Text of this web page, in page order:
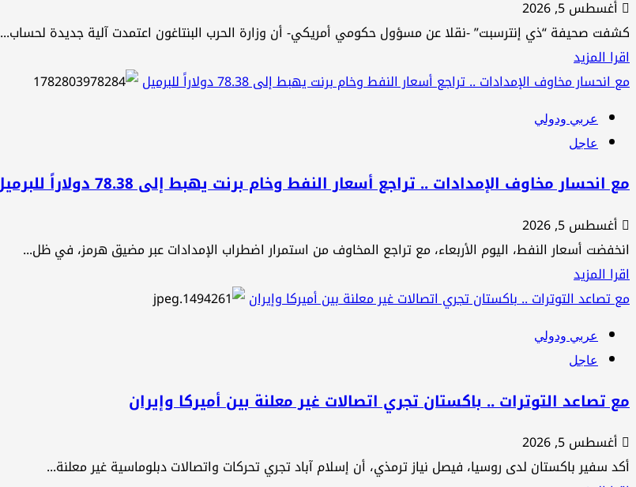
الناس
وافضل
التوصل
لإتفاق
إيران
أغسطس 5, 2026
كشفت صحيفة “ذي إنترسبت” -نقلا عن مسؤول حكومي أمريكي- أن وزارة الحرب البنتاغون اعتمدت آلية جديدة لحساب...
اقرا المزيداقرأ
المزيد
مع
تصاعد
الخسائر
لماذا
غيّر
البنتاغون
طريقة
إحصاء
ضحاياه
في
حرب
مع انحسار مخاوف الإمدادات .. تراجع أسعار النفط وخام برنت يهبط إلى 78.38 دولاراً للبرميل
عربي ودولي
عاجل
مع انحسار مخاوف الإمدادات .. تراجع أسعار النفط وخام برنت يهبط إلى 78.38 دولاراً للبرميل
أغسطس 5, 2026
انخفضت أسعار النفط، اليوم الأربعاء، مع تراجع المخاوف من استمرار اضطراب الإمدادات عبر مضيق هرمز، في ظل...
اقرا المزيداقرأ
المزيد
مع
انحسار
مخاوف
..
تراجع
مع تصاعد التوترات .. باكستان تجري اتصالات غير معلنة بين أميركا وإيران
عربي ودولي
عاجل
مع تصاعد التوترات .. باكستان تجري اتصالات غير معلنة بين أميركا وإيران
أغسطس 5, 2026
أكد سفير باكستان لدى روسيا، فيصل نياز ترمذي، أن إسلام آباد تجري تحركات واتصالات دبلوماسية غير معلنة...